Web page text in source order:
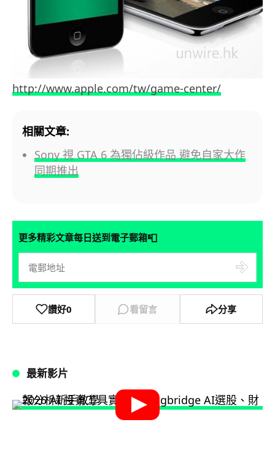
http://www.apple.com/tw/game-center/
相關文章:
Sony 視 GTA 6 為獨佔級作品 避免自家大作
同期推出
更多精彩文章每日送到電子郵箱📮
讚好0 看留言 分享
最新影片